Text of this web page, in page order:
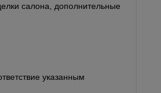
салона, дополнительные
указанным